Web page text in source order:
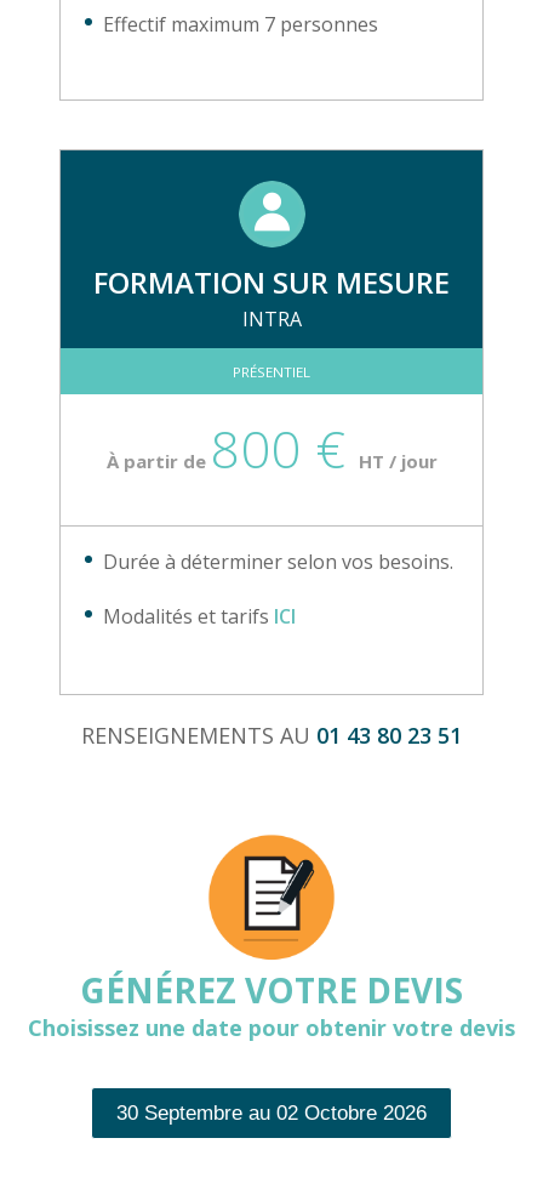
Effectif maximum 7 personnes
FORMATION SUR MESURE
INTRA
PRÉSENTIEL
À partir de 800 € HT / jour
Durée à déterminer selon vos besoins.
Modalités et tarifs ICI
RENSEIGNEMENTS AU 01 43 80 23 51
GÉNÉREZ VOTRE DEVIS
Choisissez une date pour obtenir votre devis
30 Septembre au 02 Octobre 2026